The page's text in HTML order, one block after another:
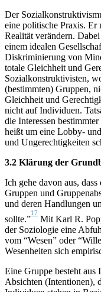
Der
eine politische Praxis. Er
Realität verändern.
einem idealen
Diskriminierung von
totale Gleichheit und
Sozialkonstruktivisten,
(bestimmten) Gruppen,
Gleichheit und
nicht auf Individuen.
die Interessen
heißt um eine Lobby-
und Ungerechtigkeiten
3.2 Klärung der
Ich gehe davon aus,
Gruppen und
und deren Handlungen
sollte.”
17
Mit Karl R.
der Soziologie eine
vom “Wesen” oder
Wesenheiten sich
Eine Gruppe besteht
Absichten (Intentionen),